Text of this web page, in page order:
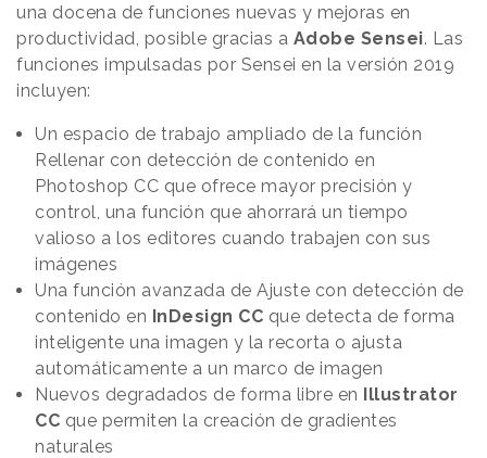
una docena de funciones nuevas y mejoras en
productividad, posible gracias a Adobe Sensei. Las
funciones impulsadas por Sensei en la versión 2019
incluyen:
Un espacio de trabajo ampliado de la función
Rellenar con detección de contenido en
Photoshop CC que ofrece mayor precisión y
control, una función que ahorrará un tiempo
valioso a los editores cuando trabajen con sus
imágenes
Una función avanzada de Ajuste con detección de
contenido en InDesign CC que detecta de forma
inteligente una imagen y la recorta o ajusta
automáticamente a un marco de imagen
Nuevos degradados de forma libre en Illustrator
CC que permiten la creación de gradientes
naturales